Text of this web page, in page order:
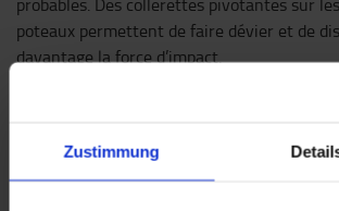
Zustimmung
poteaux permettent de faire dévier et de
davantage la force d’impact.